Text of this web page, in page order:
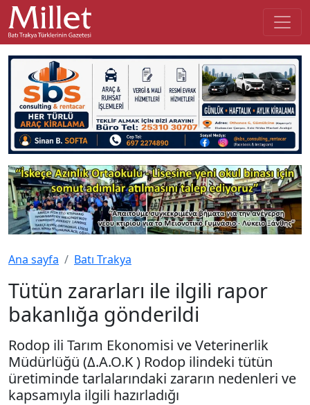
Ana sayfa Batı Trakya
Tütün zararları ile ilgili rapor
bakanlığa gönderildi
Rodop ili Tarım Ekonomisi ve Veterinerlik
Müdürlüğü (Δ.Α.Ο.Κ ) Rodop ilindeki tütün
üretiminde tarlalarındaki zararın nedenleri ve
kapsamıyla ilgili hazırladığı